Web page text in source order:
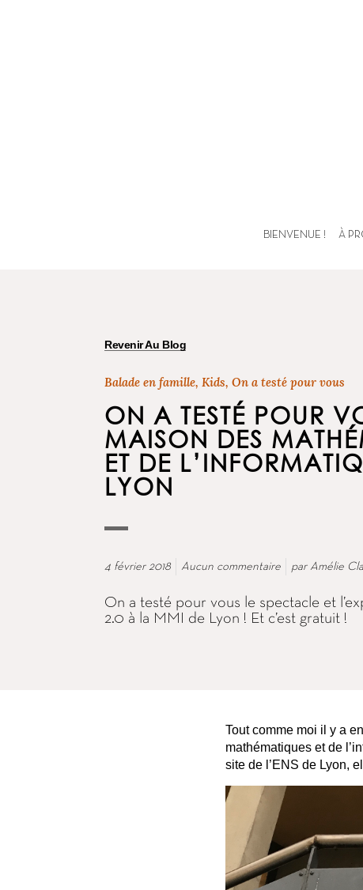
BIENVENUE ! À
Revenir Au Blog
Balade en famille, Kids, On a testé pour vous
ON A TESTÉ POUR
MAISON DES
ET DE
LYON
4 février 2018 Aucun commentaire par Amélie
On a testé pour vous le spectacle et
2.0 à la MMI de Lyon ! Et c’est gratuit !
Tout comme moi il y a
mathématiques et de
site de l’ENS de Lyon,